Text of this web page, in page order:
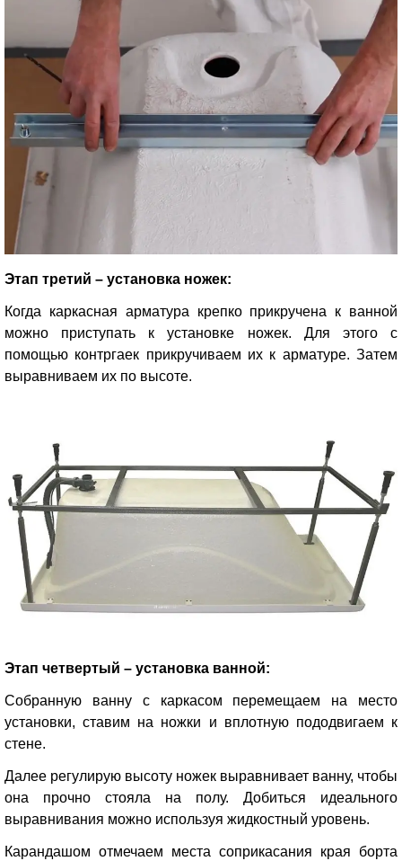
Этап третий – установка ножек:
Когда каркасная арматура крепко прикручена к ванной
можно приступать к установке ножек. Для этого с
помощью контргаек прикручиваем их к арматуре. Затем
выравниваем их по высоте.
Этап четвертый – установка ванной:
Собранную ванну с каркасом перемещаем на место
установки, ставим на ножки и вплотную пододвигаем к
стене.
Далее регулирую высоту ножек выравнивает ванну, чтобы
она прочно стояла на полу. Добиться идеального
выравнивания можно используя жидкостный уровень.
Карандашом отмечаем места соприкасания края борта